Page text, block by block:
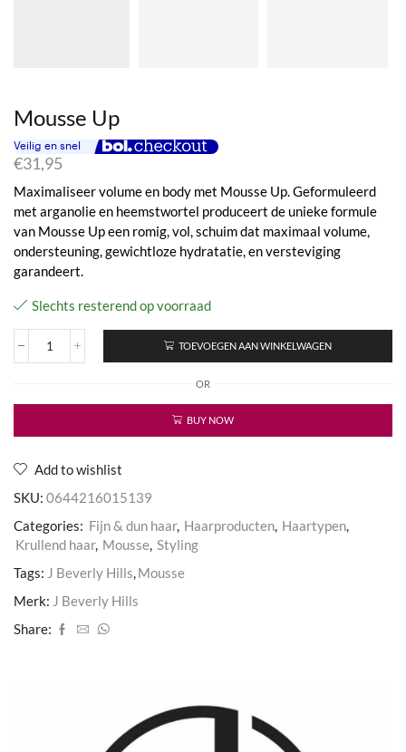
Mousse Up
€31,95
Maximaliseer volume en body met Mousse Up. Geformuleerd
met arganolie en heemstwortel produceert de unieke formule
van Mousse Up een romig, vol, schuim dat maximaal volume,
ondersteuning, gewichtloze hydratatie, en versteviging
garandeert.
Slechts resterend op voorraad
Mousse
TOEVOEGEN AAN WINKELWAGEN
OR
BUY NOW
Add to wishlist
SKU: 0644216015139
Categories: Fijn & dun haar, Haarproducten, Haartypen,
Krullend haar, Mousse, Styling
Tags: J Beverly Hills,Mousse
Merk: J Beverly Hills
Share: